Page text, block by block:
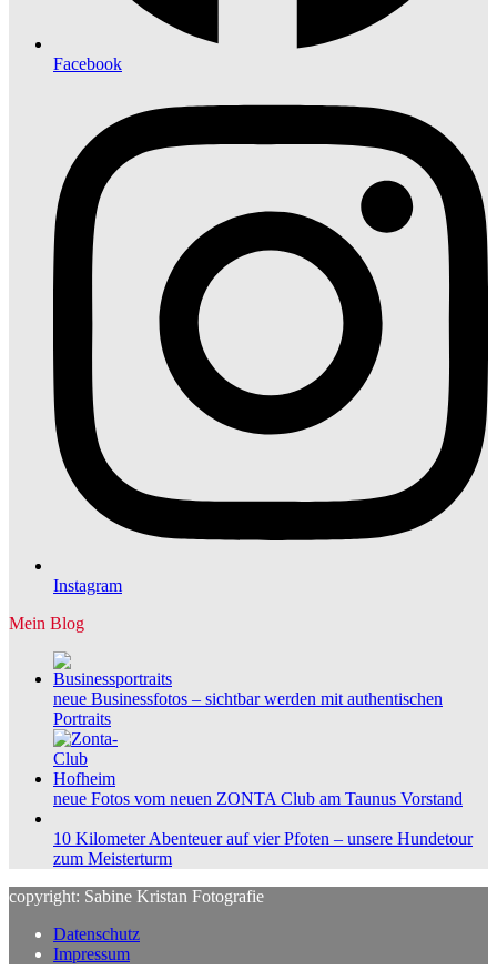
Facebook
Instagram
Mein Blog
neue Businessfotos – sichtbar werden mit authentischen
Portraits
neue Fotos vom neuen ZONTA Club am Taunus Vorstand
10 Kilometer Abenteuer auf vier Pfoten – unsere Hundetour
zum Meisterturm
copyright: Sabine Kristan Fotografie
Datenschutz
Impressum